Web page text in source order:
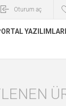
Oturum aç
YAZILIMLARI